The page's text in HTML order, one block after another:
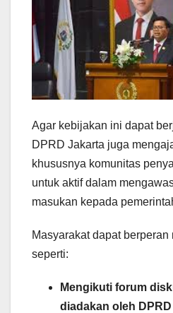
Agar kebijakan ini dapat
DPRD Jakarta juga
khususnya komunitas
untuk aktif dalam
masukan kepada
Masyarakat dapat
seperti:
Mengikuti forum
diadakan oleh